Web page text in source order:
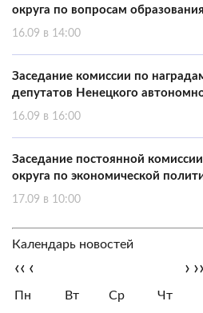
округа по вопросам
16.09 в 14:00
Заседание комиссии по
депутатов Ненецкого
16.09 в 16:00
Заседание постоянной
округа по экономической
17.09 в 10:00
Календарь новостей
‹‹ ‹ › ››
Пн Вт Ср Чт